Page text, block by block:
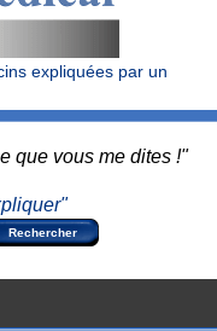
expliquées par un
que vous me dites !"